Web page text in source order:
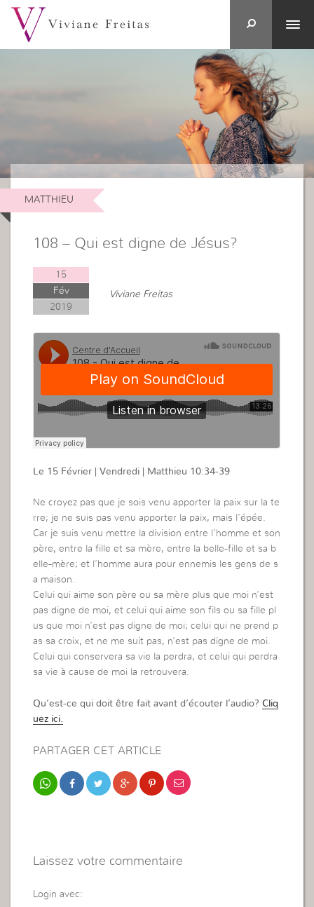
MATTHIEU
108 – Qui est digne de Jésus?
15
Fév
2019
Viviane Freitas
Le 15 Février | Vendredi | Matthieu 10:34-39
Ne croyez pas que je sois venu apporter la paix sur la te
rre; je ne suis pas venu apporter la paix, mais l’épée.
Car je suis venu mettre la division entre l’homme et son
père, entre la fille et sa mère, entre la belle-fille et sa b
elle-mère; et l’homme aura pour ennemis les gens de s
a maison.
Celui qui aime son père ou sa mère plus que moi n’est
pas digne de moi, et celui qui aime son fils ou sa fille pl
us que moi n’est pas digne de moi; celui qui ne prend p
as sa croix, et ne me suit pas, n’est pas digne de moi.
Celui qui conservera sa vie la perdra, et celui qui perdra
sa vie à cause de moi la retrouvera.
Qu’est-ce qui doit être fait avant d’écouter l’audio?Cliq
uez ici.
PARTAGER CET ARTICLE
Laissez votre commentaire
Login avec: